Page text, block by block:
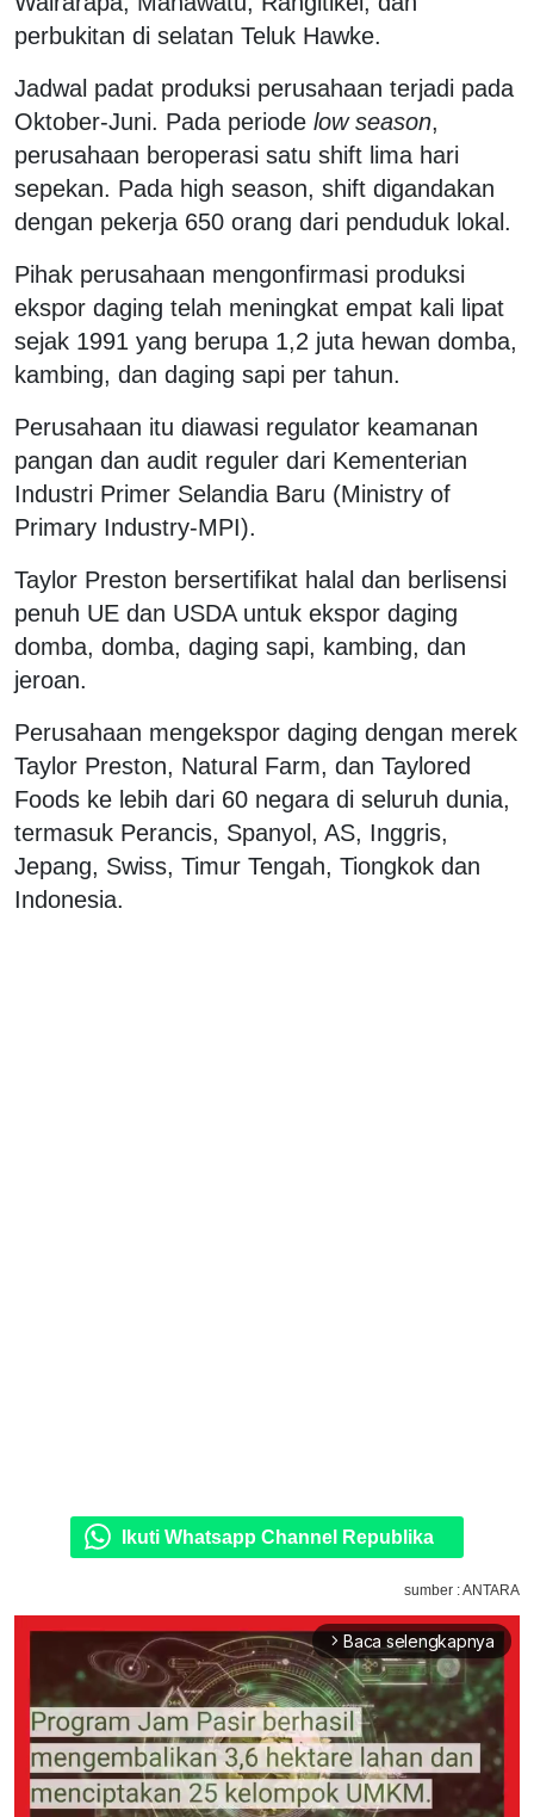
perbukitan di selatan Teluk Hawke.
Jadwal padat produksi perusahaan terjadi pada
Oktober-Juni. Pada periode low season,
perusahaan beroperasi satu shift lima hari
sepekan. Pada high season, shift digandakan
dengan pekerja 650 orang dari penduduk lokal.
Pihak perusahaan mengonfirmasi produksi
ekspor daging telah meningkat empat kali lipat
sejak 1991 yang berupa 1,2 juta hewan domba,
kambing, dan daging sapi per tahun.
Perusahaan itu diawasi regulator keamanan
pangan dan audit reguler dari Kementerian
Industri Primer Selandia Baru (Ministry of
Primary Industry-MPI).
Taylor Preston bersertifikat halal dan berlisensi
penuh UE dan USDA untuk ekspor daging
domba, domba, daging sapi, kambing, dan
jeroan.
Perusahaan mengekspor daging dengan merek
Taylor Preston, Natural Farm, dan Taylored
Foods ke lebih dari 60 negara di seluruh dunia,
termasuk Perancis, Spanyol, AS, Inggris,
Jepang, Swiss, Timur Tengah, Tiongkok dan
Indonesia.
Ikuti Whatsapp Channel Republika
sumber : ANTARA
arrow_forward_ios Baca selengkapnya